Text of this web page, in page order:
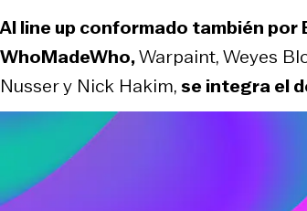
Al line up conformado también por
WhoMadeWho,Warpaint, Weyes
Nusser y Nick Hakim,se integra el